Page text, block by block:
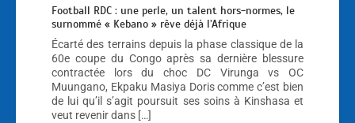
Football RDC : une perle, un talent hors-normes, le
surnommé « Kebano » rêve déjà l’Afrique
Écarté des terrains depuis la phase classique de la
60e coupe du Congo après sa dernière blessure
contractée lors du choc DC Virunga vs OC
Muungano, Ekpaku Masiya Doris comme c’est bien
de lui qu’il s’agit poursuit ses soins à Kinshasa et
veut revenir dans […]